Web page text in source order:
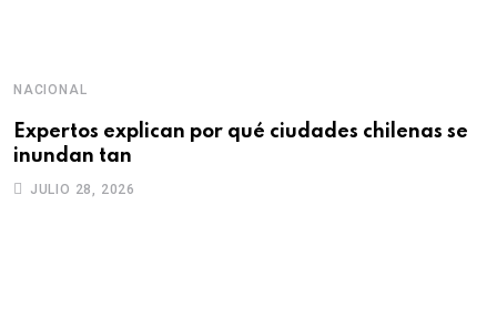
NACIONAL
Expertos explican por qué ciudades chilenas se
inundan tan
JULIO 28, 2026